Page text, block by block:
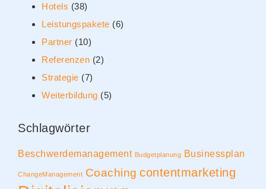
Hotels (38)
Leistungspakete (6)
Partner (10)
Referenzen (2)
Strategie (7)
Weiterbildung (5)
Schlagwörter
Beschwerdemanagement Budgetplanung Businessplan
ChangeManagement Coaching contentmarketing